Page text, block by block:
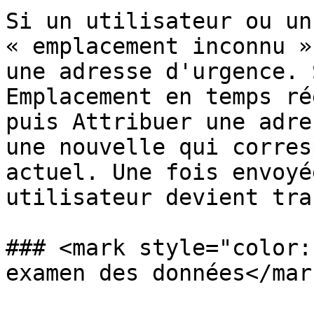
Si un utilisateur ou un
« emplacement
une adresse
Emplacement en
puis Attribuer une
une nouvelle qui
actuel. Une fois
utilisateur devient
### <mark
examen des données</